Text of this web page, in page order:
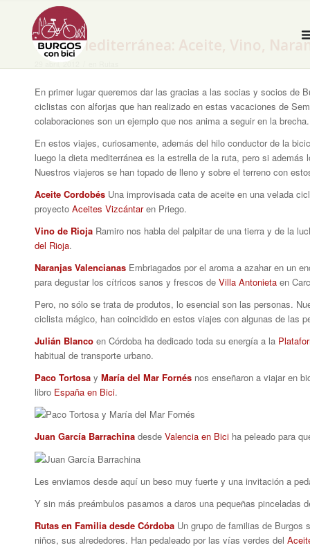
Dieta Mediterránea: Aceite, Vino,
29 abril, 2012
En primer lugar queremos dar las gracias a las socias y socios de
ciclistas con alforjas que han realizado en estas vacaciones de
colaboraciones son un ejemplo que nos anima a seguir en la brecha.
En estos viajes, curiosamente, además del hilo conductor de la
luego la dieta mediterránea es la estrella de la ruta, pero si además
Nuestros viajeros se han topado de lleno y sobre el terreno con
Aceite Cordobés Una improvisada cata de aceite en una velada
proyecto Aceites Vizcántaren Priego.
Vino de Rioja Ramiro nos habla del palpitarde una tierra y de la
del Rioja.
Naranjas Valencianas Embriagados por el aroma a azahar en un
para degustar los cítricos sanos y frescos de Villa Antonieta en
Pero, no sólo se trata de produtos, lo esencial son las personas.
ciclista mágico, han coincidido en estos viajes con algunas de las
Julián Blanco en Córdoba ha dedicado toda su energía a la
habitual de transporte urbano.
Paco Tortosa y María del Mar Fornés nos enseñaron a viajar en
libro España en Bici.
Juan García Barrachina desde Valencia en Bici ha peleado para
Les enviamos desde aquí un beso muy fuerte y una invitación a
Y sin más preámbulos pasamos a daros una pequeñas pinceladas
Rutas en Familia desde Córdoba Un grupo de familias de Burgos
niños, sus alrededores. Han pedaleado por las vías verdes del